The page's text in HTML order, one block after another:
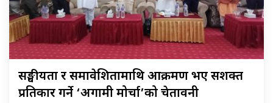
सङ्घीयता र समावेशितामाथि आक्रमण भए सशक्त
प्रतिकार गर्ने ‘अग्रगामी मोर्चा’को चेतावनी